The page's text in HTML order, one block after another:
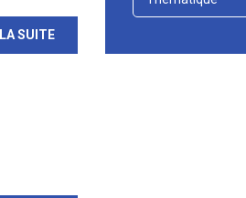
SUITE
Choisir